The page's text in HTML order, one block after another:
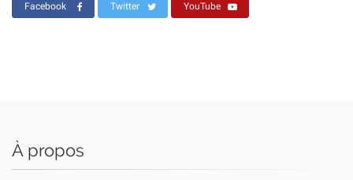
Facebook Twitter YouTube
À propos